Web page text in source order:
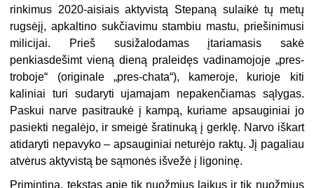
rinkimus 2020-aisiais aktyvistą Stepaną sulaikė tų metų
rugsėjį, apkaltino sukčiavimu stambiu mastu, priešinimusi
milicijai. Prieš susižalodamas įtariamasis sakė
penkiasdešimt vieną dieną praleidęs vadinamojoje „pres-
troboje“ (originale „pres-chata“), kameroje, kurioje kiti
kaliniai turi sudaryti ujamajam nepakenčiamas sąlygas.
Paskui narve pasitraukė į kampą, kuriame apsauginiai jo
pasiekti negalėjo, ir smeigė šratinuką į gerklę. Narvo iškart
atidaryti nepavyko – apsauginiai neturėjo raktų. Jį pagaliau
atvėrus aktyvistą be sąmonės išvežė į ligoninę.
Primintina, tekstas apie tik nuožmius laikus ir tik nuožmius